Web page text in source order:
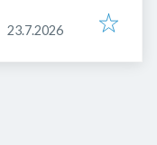
Veröffentlicht
23.7.2026